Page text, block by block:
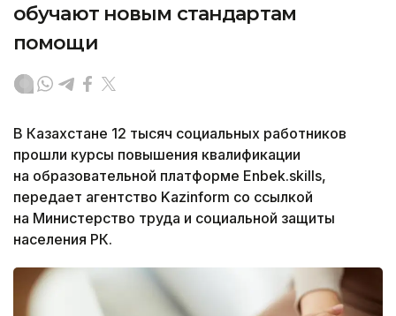
обучают новым стандартам
помощи
В Казахстане 12 тысяч социальных работников
прошли курсы повышения квалификации
на образовательной платформе Enbek.skills,
передает агентство Kazinform со ссылкой
на Министерство труда и социальной защиты
населения РК.